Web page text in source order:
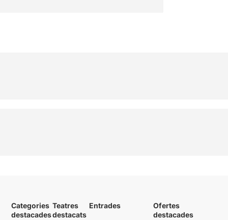
Categories
destacades
Teatres
destacats
Entrades
Ofertes
destacades